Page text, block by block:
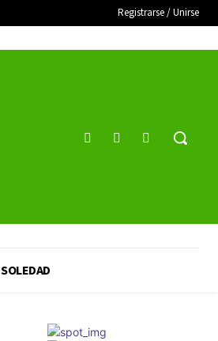
Registrarse / Unirse
SOLEDAD